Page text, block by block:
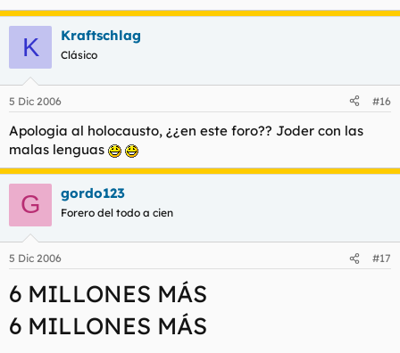
K Kraftschlag
Clásico
5 Dic 2006 #16
Apologia al holocausto, ¿¿en este foro?? Joder con las
malas lenguas
G gordo123
Forero del todo a cien
5 Dic 2006 #17
6 MILLONES MÁS
6 MILLONES MÁS